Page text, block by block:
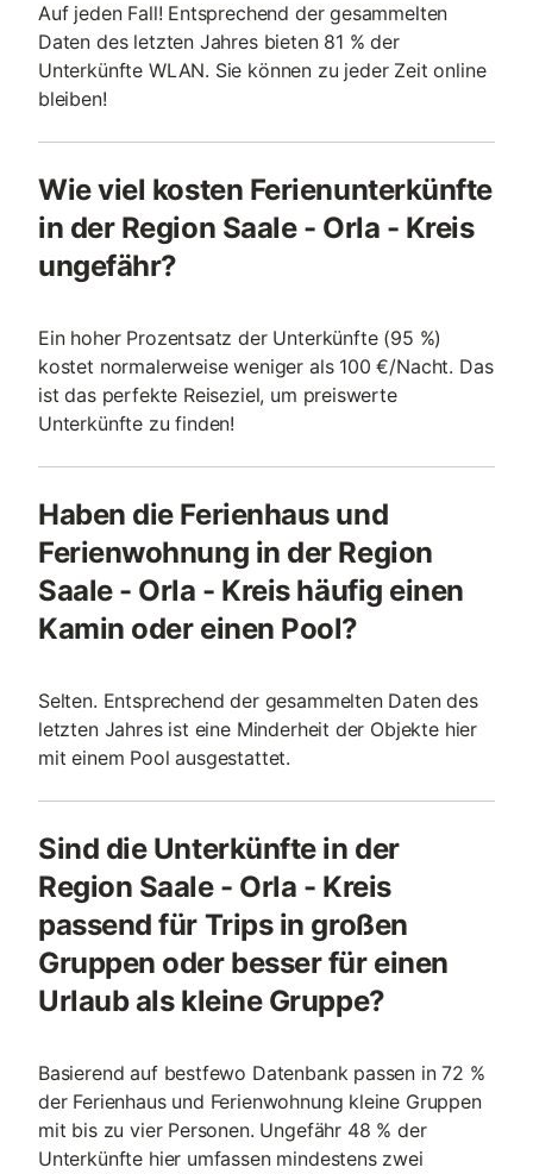
Auf jeden Fall! Entsprechend der gesammelten
Daten des letzten Jahres bieten 81 % der
Unterkünfte WLAN. Sie können zu jeder Zeit online
bleiben!
Wie viel kosten Ferienunterkünfte
in der Region Saale - Orla - Kreis
ungefähr?
Ein hoher Prozentsatz der Unterkünfte (95 %)
kostet normalerweise weniger als 100 €/Nacht. Das
ist das perfekte Reiseziel, um preiswerte
Unterkünfte zu finden!
Haben die Ferienhaus und
Ferienwohnung in der Region
Saale - Orla - Kreis häufig einen
Kamin oder einen Pool?
Selten. Entsprechend der gesammelten Daten des
letzten Jahres ist eine Minderheit der Objekte hier
mit einem Pool ausgestattet.
Sind die Unterkünfte in der
Region Saale - Orla - Kreis
passend für Trips in großen
Gruppen oder besser für einen
Urlaub als kleine Gruppe?
Basierend auf bestfewo Datenbank passen in 72 %
der Ferienhaus und Ferienwohnung kleine Gruppen
mit bis zu vier Personen. Ungefähr 48 % der
Unterkünfte hier umfassen mindestens zwei